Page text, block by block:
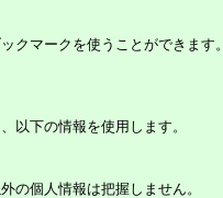
クマークを使うことができます。
以下の情報を使用します。
の個人情報は把握しません。